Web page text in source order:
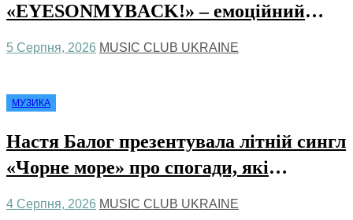
«EYESONMYBACK!» – емоційний
5 Серпня, 2026 MUSIC CLUB UKRAINE
МУЗИКА
Настя Балог презентувала літній сингл
«Чорне море» про спогади, які
4 Серпня, 2026 MUSIC CLUB UKRAINE